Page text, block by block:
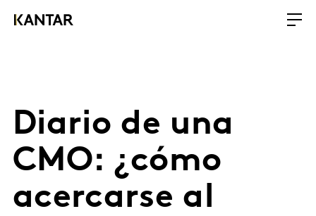
Diario de una
CMO: ¿cómo
acercarse al